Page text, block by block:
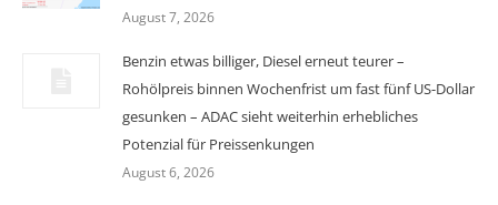
August 7, 2026
Benzin etwas billiger, Diesel erneut teurer –
Rohölpreis binnen Wochenfrist um fast fünf US-Dollar
gesunken – ADAC sieht weiterhin erhebliches
Potenzial für Preissenkungen
August 6, 2026